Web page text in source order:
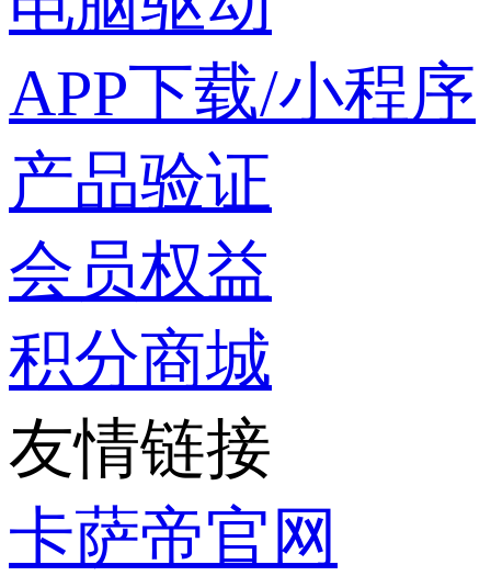
APP下载/小程序
产品验证
会员权益
积分商城
友情链接
卡萨帝官网